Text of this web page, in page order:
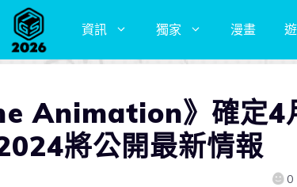
資訊 獨家 漫畫
Animation》確定4
將公開最新情報
0